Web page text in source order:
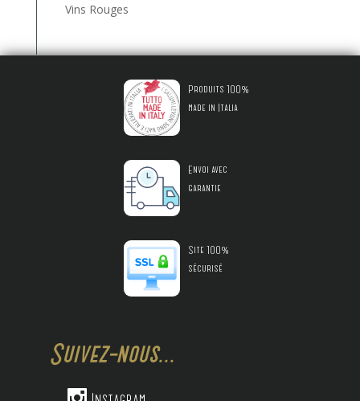
Vins Rouges
Produits 100%
made in Italia
Envoi avec
garantie
Site 100%
sécurisé
Suivez-nous...